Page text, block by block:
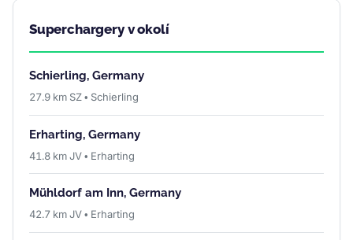
Superchargery v okolí
Schierling, Germany
27.9 km SZ • Schierling
Erharting, Germany
41.8 km JV • Erharting
Mühldorf am Inn, Germany
42.7 km JV • Erharting